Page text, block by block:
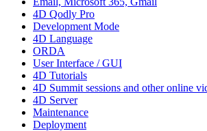
4D Qodly Pro
Development Mode
4D Language
ORDA
User Interface / GUI
4D Tutorials
4D Summit sessions and other online
4D Server
Maintenance
Deployment